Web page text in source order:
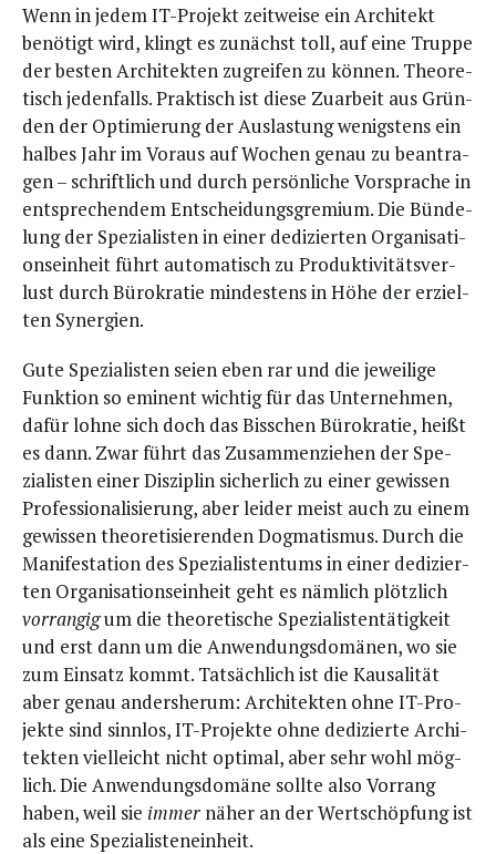
Wenn in jedem IT-Pro­jekt zeit­wei­se ein Archi­tekt
benö­tigt wird, klingt es zunächst toll, auf eine Trup­pe
der bes­ten Archi­tek­ten zugrei­fen zu kön­nen. Theo­re­
tisch jeden­falls. Prak­tisch ist die­se Zuar­beit aus Grün­
den der Opti­mie­rung der Aus­las­tung wenigs­tens ein
hal­bes Jahr im Vor­aus auf Wochen genau zu bean­tra­
gen – schrift­lich und durch per­sön­li­che Vor­spra­che in
ent­spre­chen­dem Ent­schei­dungs­gre­mi­um. Die Bün­de­
lung der Spe­zia­lis­ten in einer dedi­zier­ten Orga­ni­sa­ti­
ons­ein­heit führt auto­ma­tisch zu Pro­duk­ti­vi­täts­ver­
lust durch Büro­kra­tie min­des­tens in Höhe der erziel­
ten Synergien.
Gute Spe­zia­lis­ten sei­en eben rar und die jewei­li­ge
Funk­ti­on so emi­nent wich­tig für das Unter­neh­men,
dafür loh­ne sich doch das Biss­chen Büro­kra­tie, heißt
es dann. Zwar führt das Zusam­men­zie­hen der Spe­
zia­lis­ten einer Dis­zi­plin sicher­lich zu einer gewis­sen
Pro­fes­sio­na­li­sie­rung, aber lei­der meist auch zu einem
gewis­sen theo­re­ti­sie­ren­den Dog­ma­tis­mus. Durch die
Mani­fes­ta­ti­on des Spe­zia­lis­ten­tums in einer dedi­zier­
ten Orga­ni­sa­ti­ons­ein­heit geht es näm­lich plötz­lich
vor­ran­gigum die theo­re­ti­sche Spe­zia­lis­ten­tä­tig­keit
und erst dann um die Anwen­dungs­do­mä­nen, wo sie
zum Ein­satz kommt. Tat­säch­lich ist die Kau­sa­li­tät
aber genau anders­her­um: Archi­tek­ten ohne IT-Pro­
jek­te sind sinn­los, IT-Pro­jek­te ohne dedi­zier­te Archi­
tek­ten viel­leicht nicht opti­mal, aber sehr wohl mög­
lich. Die Anwen­dungs­do­mä­ne soll­te also Vor­rang
haben, weil sie immer näher an der Wert­schöp­fung ist
als eine Spezialisteneinheit.